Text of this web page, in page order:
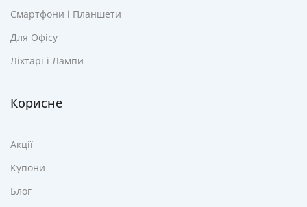
Смартфони і Планшети
Для Офісу
Ліхтарі і Лампи
Корисне
Акції
Купони
Блог